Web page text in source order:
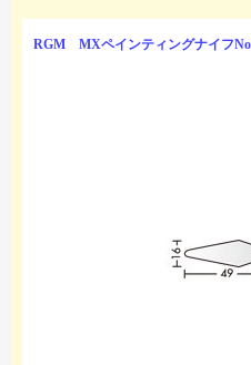
RGM MXペインティングナイフ